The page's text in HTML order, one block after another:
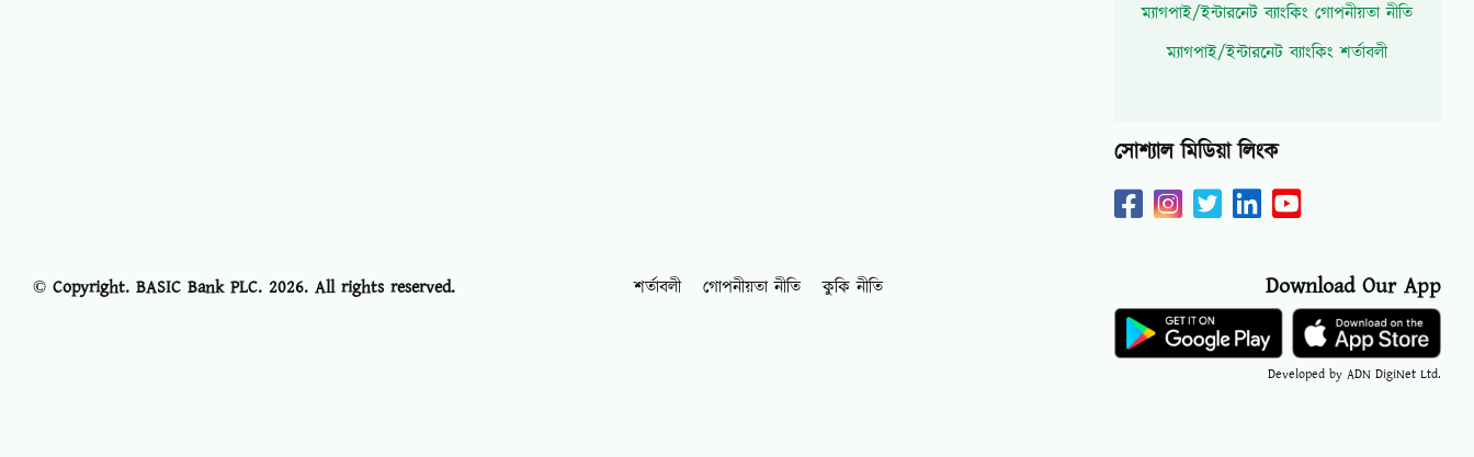
ম্যাগপাই/ইন্টারনেট ব্যাংকিং গোপনীয়তা নীতি
ম্যাগপাই/ইন্টারনেট ব্যাংকিং শর্তাবলী
সোশ্যাল মিডিয়া লিংক
© Copyright. BASIC Bank PLC. 2026. All rights reserved. শর্তাবলী গোপনীয়তা নীতি কুকি নীতি Download Our App
Developed by ADN DigiNet Ltd.